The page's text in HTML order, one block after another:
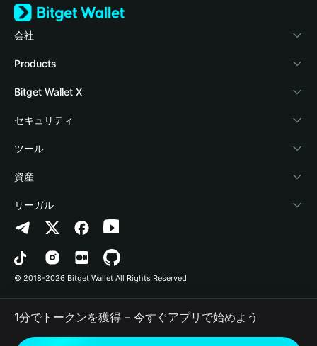
会社
Bitget Walletについて
ブログ
アカデミー
暗号資産ニュース
Help Center
お問い合わせ
ブランドリソース
キャリア
Products
Crypto Card
Stablecoin Earn
Payfi Crypto
Crypto Swap API
Altcoin Season Index
Prediction Markets
DApp
RWA
Bitget Wallet X
デベロッパー
ウォレットを接続
Bitget Wallet Pay
プロジェクトを掲載
セキュリティ
保護基金
セキュリティ技術
ツール
暗号資産を購入
認証検出
コントラクト検出
一括送金
資産
Arbitrum
Avalanche
Bitcoin
Polygon
リーガル
プライバシーポリシー
利用規約
© 2018-2026 Bitget Wallet All Rights Reserved
1分でトークンを獲得 – 今すぐアプリで始めよう